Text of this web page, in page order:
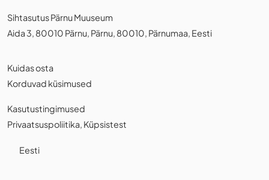
Sihtasutus Pärnu Muuseum
Aida 3, 80010 Pärnu, Pärnu, 80010, Pärnumaa, Eesti
Kuidas osta
Korduvad küsimused
Kasutustingimused
Privaatsuspoliitika, Küpsistest
Eesti